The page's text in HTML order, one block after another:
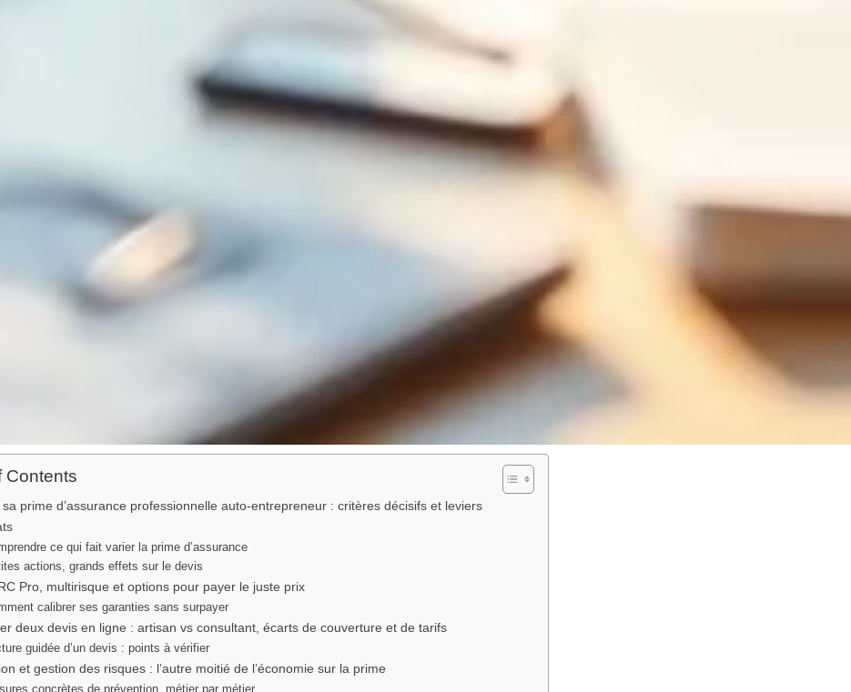
Contents
sa prime d’assurance professionnelle auto-entrepreneur : critères décisifs et leviers
ce qui fait varier la prime d’assurance
actions, grands effets sur le devis
Pro, multirisque et options pour payer le juste prix
calibrer ses garanties sans surpayer
deux devis en ligne : artisan vs consultant, écarts de couverture et de tarifs
guidée d’un devis : points à vérifier
et gestion des risques : l’autre moitié de l’économie sur la prime
concrètes de prévention, métier par métier